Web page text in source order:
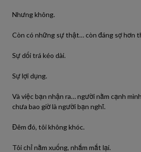
Nhưng không.
Còn có những sự thật… còn đáng sợ hơn
Sự dối trá kéo dài.
Sự lợi dụng.
Và việc bạn nhận ra… người nằm cạnh
chưa bao giờ là người bạn nghĩ.
Đêm đó, tôi không khóc.
Tôi chỉ nằm xuống, nhắm mắt lại.